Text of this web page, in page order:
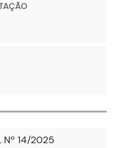
Nº 14/2025